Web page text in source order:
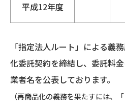
平成12年度
「指定法人ルート」による義
化委託契約を締結し、委託料
業者名を公表しております。
（再商品化の義務を果たすには、